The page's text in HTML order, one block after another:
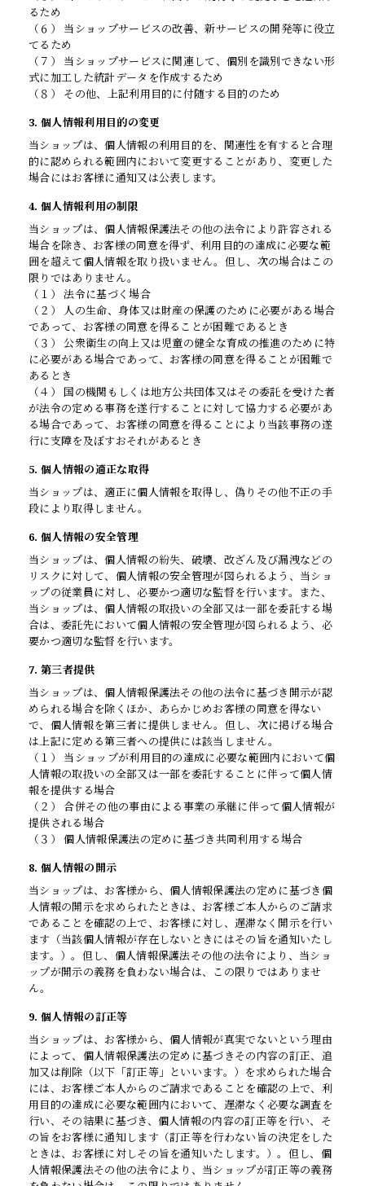
るため
（６） 当ショップサービスの改善、新サービスの開発等に役立
てるため
（７） 当ショップサービスに関連して、個別を識別できない形
式に加工した統計データを作成するため
（８） その他、上記利用目的に付随する目的のため
3. 個人情報利用目的の変更
当ショップは、個人情報の利用目的を、関連性を有すると合理
的に認められる範囲内において変更することがあり、変更した
場合にはお客様に通知又は公表します。
4. 個人情報利用の制限
当ショップは、個人情報保護法その他の法令により許容される
場合を除き、お客様の同意を得ず、利用目的の達成に必要な範
囲を超えて個人情報を取り扱いません。但し、次の場合はこの
限りではありません。
（１） 法令に基づく場合
（２） 人の生命、身体又は財産の保護のために必要がある場合
であって、お客様の同意を得ることが困難であるとき
（３） 公衆衛生の向上又は児童の健全な育成の推進のために特
に必要がある場合であって、お客様の同意を得ることが困難で
あるとき
（４） 国の機関もしくは地方公共団体又はその委託を受けた者
が法令の定める事務を遂行することに対して協力する必要があ
る場合であって、お客様の同意を得ることにより当該事務の遂
行に支障を及ぼすおそれがあるとき
5. 個人情報の適正な取得
当ショップは、適正に個人情報を取得し、偽りその他不正の手
段により取得しません。
6. 個人情報の安全管理
当ショップは、個人情報の紛失、破壊、改ざん及び漏洩などの
リスクに対して、個人情報の安全管理が図られるよう、当ショ
ップの従業員に対し、必要かつ適切な監督を行います。また、
当ショップは、個人情報の取扱いの全部又は一部を委託する場
合は、委託先において個人情報の安全管理が図られるよう、必
要かつ適切な監督を行います。
7. 第三者提供
当ショップは、個人情報保護法その他の法令に基づき開示が認
められる場合を除くほか、あらかじめお客様の同意を得ない
で、個人情報を第三者に提供しません。但し、次に掲げる場合
は上記に定める第三者への提供には該当しません。
（１） 当ショップが利用目的の達成に必要な範囲内において個
人情報の取扱いの全部又は一部を委託することに伴って個人情
報を提供する場合
（２） 合併その他の事由による事業の承継に伴って個人情報が
提供される場合
（３） 個人情報保護法の定めに基づき共同利用する場合
8. 個人情報の開示
当ショップは、お客様から、個人情報保護法の定めに基づき個
人情報の開示を求められたときは、お客様ご本人からのご請求
であることを確認の上で、お客様に対し、遅滞なく開示を行い
ます（当該個人情報が存在しないときにはその旨を通知いたし
ます。）。但し、個人情報保護法その他の法令により、当ショ
ップが開示の義務を負わない場合は、この限りではありませ
ん。
9. 個人情報の訂正等
当ショップは、お客様から、個人情報が真実でないという理由
によって、個人情報保護法の定めに基づきその内容の訂正、追
加又は削除（以下「訂正等」といいます。）を求められた場合
には、お客様ご本人からのご請求であることを確認の上で、利
用目的の達成に必要な範囲内において、遅滞なく必要な調査を
行い、その結果に基づき、個人情報の内容の訂正等を行い、そ
の旨をお客様に通知します（訂正等を行わない旨の決定をした
ときは、お客様に対しその旨を通知いたします。）。但し、個
人情報保護法その他の法令により、当ショップが訂正等の義務